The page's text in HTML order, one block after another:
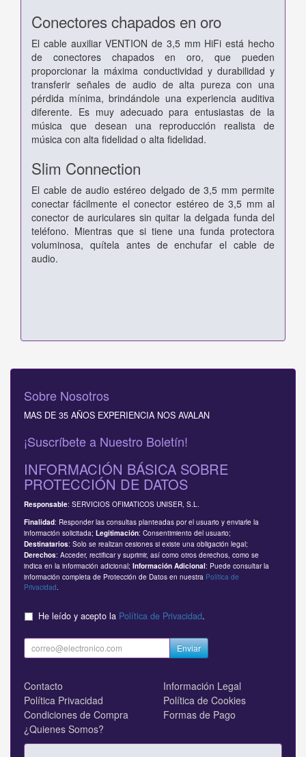
Conectores chapados en oro
El cable auxiliar VENTION de 3,5 mm HiFi está hecho
de conectores chapados en oro, que pueden
proporcionar la máxima conductividad y durabilidad y
transferir señales de audio de alta pureza con una
pérdida mínima, brindándole una experiencia auditiva
diferente. Es muy adecuado para entusiastas de la
música que desean una reproducción realista de
música con alta fidelidad o alta fidelidad.
Slim Connection
El cable de audio estéreo delgado de 3,5 mm permite
conectar fácilmente el conector estéreo de 3,5 mm al
conector de auriculares sin quitar la delgada funda del
teléfono. Mientras que si tiene una funda protectora
voluminosa, quítela antes de enchufar el cable de
audio.
Sobre Nosotros
MAS DE 35 AÑOS EXPERIENCIA NOS AVALAN
¡Suscríbete a Nuestro Boletín!
INFORMACIÓN BÁSICA SOBRE
PROTECCIÓN DE DATOS
Responsable: SERVICIOS OFIMATICOS UNISER, S.L.
Finalidad: Responder las consultas planteadas por el usuario y enviarle la
información solicitada; Legitimación: Consentimiento del usuario;
Destinatarios: Solo se realizan cesiones si existe una obligación legal;
Derechos: Acceder, rectificar y suprimir, así como otros derechos, como se
indica en la información adicional; Información Adicional: Puede consultar la
información completa de Protección de Datos en nuestra Política de
Privacidad
He leído y acepto la Política de Privacidad.
Enviar
Contacto
Información Legal
Política Privacidad
Política de Cookies
Condiciones de Compra
Formas de Pago
¿Quienes Somos?